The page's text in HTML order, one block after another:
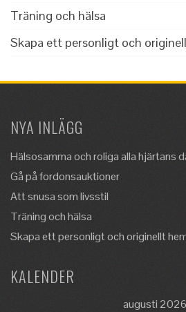
Träning och hälsa
Skapa ett personligt och
NYA INLÄGG
Hälsosamma och roliga alla hjärtans
Gå på fordonsauktioner
Att snusa som livsstil
Träning och hälsa
Skapa ett personligt och originellt
KALENDER
augusti 2026